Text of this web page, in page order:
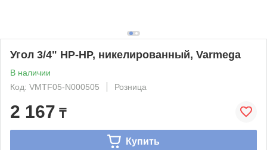
Угол 3/4" НР-НР, никелированный, Varmega
В наличии
Код: VMTF05-N000505
Розница
2 167 ₸
Купить